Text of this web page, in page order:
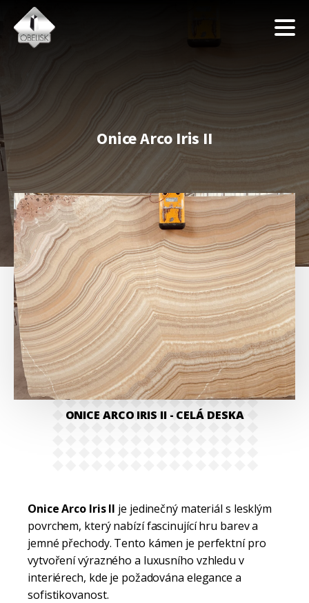
Onice Arco Iris II
ONICE ARCO IRIS II- CELÁ DESKA
Onice Arco Iris II je jedinečný materiál s lesklým
povrchem, který nabízí fascinující hru barev a
jemné přechody. Tento kámen je perfektní pro
vytvoření výrazného a luxusního vzhledu v
interiérech, kde je požadována elegance a
sofistikovanost.